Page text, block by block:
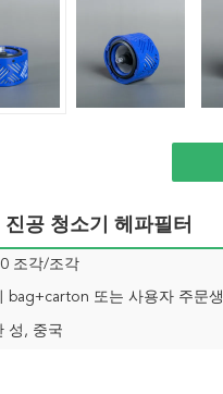
공 청소기 헤파필터
조각/조각
성, 중국